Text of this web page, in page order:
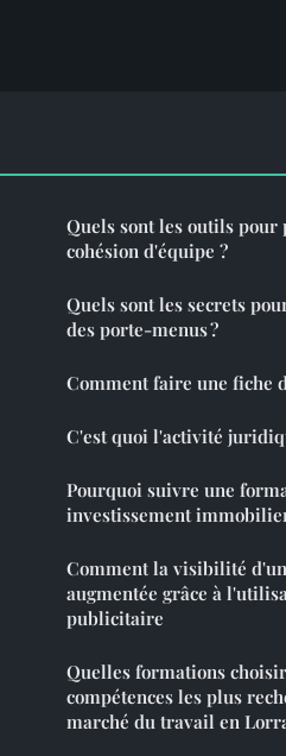
Quels sont les outils pour
cohésion d'équipe ?
Quels sont les secrets
des porte-menus ?
Comment faire une fiche
C'est quoi l'activité
Pourquoi suivre une
investissement
Comment la visibilité
augmentée grâce à
publicitaire
Quelles formations
compétences les plus
marché du travail en